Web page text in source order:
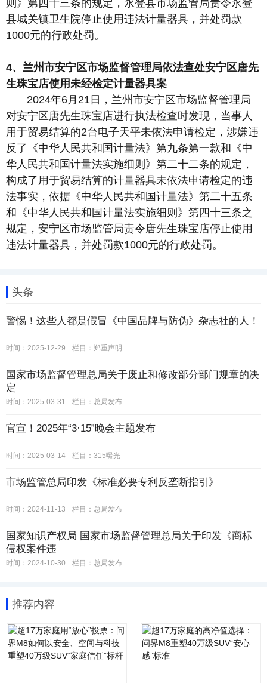
则》第四十三条的规定，永登县市场监管局责令永登
县城关镇卫生院停止使用违法计量器具，并处罚款
1000元的行政处罚。
4、兰州市安宁区市场监督管理局依法查处安宁区唐先
生珠宝店使用未经检定计量器具案
2024年6月21日，兰州市安宁区市场监督管理局
对安宁区唐先生珠宝店进行执法检查时发现，当事人
用于贸易结算的2台电子天平未依法申请检定，涉嫌违
反了《中华人民共和国计量法》第九条第一款和《中
华人民共和国计量法实施细则》第二十二条的规定，
构成了用于贸易结算的计量器具未依法申请检定的违
法事实，依据《中华人民共和国计量法》第二十五条
和《中华人民共和国计量法实施细则》第四十三条之
规定，安宁区市场监管局责令唐先生珠宝店停止使用
违法计量器具，并处罚款1000元的行政处罚。
头条
警惕！这些人都是假冒《中国品牌与防伪》杂志社的人！
时间：2025-12-29 栏目： 郑重声明
国家市场监督管理总局关于废止和修改部分部门规章的决
定
时间：2025-03-31 栏目： 总局发布
官宣！2025年“3·15”晚会主题发布
时间：2025-03-14 栏目： 315曝光
市场监管总局印发《标准必要专利反垄断指引》
时间：2024-11-13 栏目： 总局发布
国家知识产权局 国家市场监督管理总局关于印发《商标
侵权案件违
时间：2024-10-30 栏目： 总局发布
推荐内容